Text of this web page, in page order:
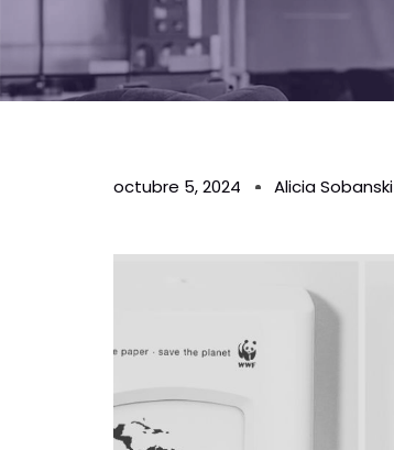
octubre 5, 2024 Alicia Sobanski